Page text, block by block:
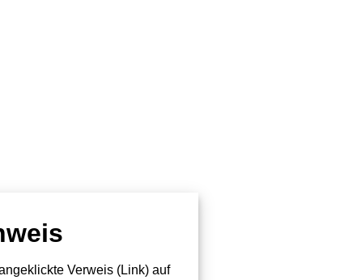
Verweis (Link) auf